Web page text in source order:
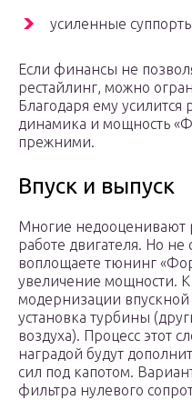
усиленные
Если финансы не
рестайлинг, можно
Благодаря ему усилится
динамика и мощность
прежними.
Впуск и выпуск
Многие недооценивают
работе двигателя. Но не
воплощаете тюнинг
увеличение мощности.
модернизации впускной
установка турбины
воздуха). Процесс этот
наградой будут
сил под капотом.
фильтра нулевого